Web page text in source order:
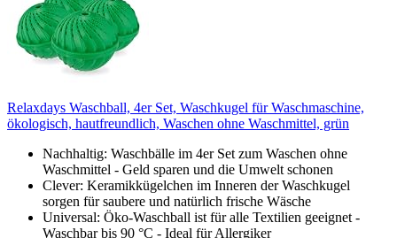
Relaxdays Waschball, 4er Set, Waschkugel für Waschmaschine,
ökologisch, hautfreundlich, Waschen ohne Waschmittel, grün
Nachhaltig: Waschbälle im 4er Set zum Waschen ohne
Waschmittel - Geld sparen und die Umwelt schonen
Clever: Keramikkügelchen im Inneren der Waschkugel
sorgen für saubere und natürlich frische Wäsche
Universal: Öko-Waschball ist für alle Textilien geeignet -
Waschbar bis 90 °C - Ideal für Allergiker